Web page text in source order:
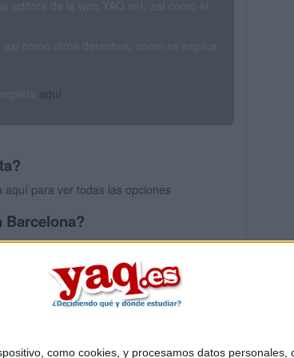
como cookies, y procesamos datos
aquí
para ver todas las opciones
Barcelona?
Barcelona